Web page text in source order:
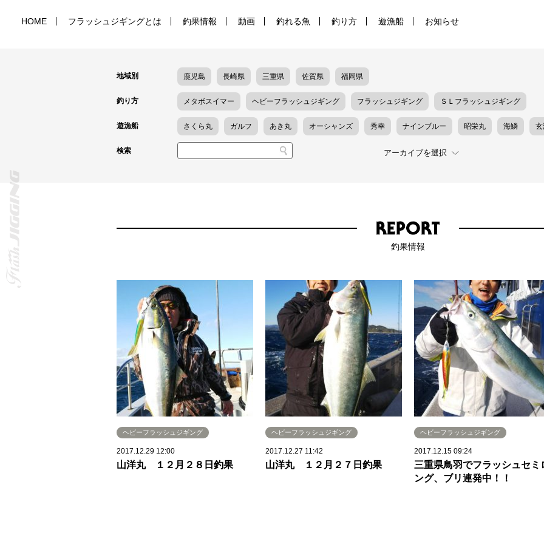
HOME フラッシュジギングとは 釣果情報 動画 釣れる魚 釣り方 遊漁船 お知らせ
地域別 鹿児島 長崎県 三重県 佐賀県 福岡県
釣り方 メタボスイマー ヘビーフラッシュジギング フラッシュジギング ＳＬフラッシュジギング
遊漁船 さくら丸 ガルフ あき丸 オーシャンズ 秀幸 ナインブルー 昭栄丸 海鱗
検索
釣果情報
ヘビーフラッシュジギング
2017.12.29 12:00
山洋丸 １２月２８日釣果
ヘビーフラッシュジギング
2017.12.27 11:42
山洋丸 １２月２７日釣果
ヘビーフラッシュジギング
2017.12.15 09:24
三重県鳥羽でフラッシュセミ
ング、ブリ連発中！！